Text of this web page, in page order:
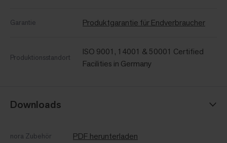
Garantie Produktgarantie für Endverbraucher
Produktionsstandort
ISO 9001, 14001 & 50001 Certified
Facilities in Germany
Downloads
nora Zubehör PDF herunterladen